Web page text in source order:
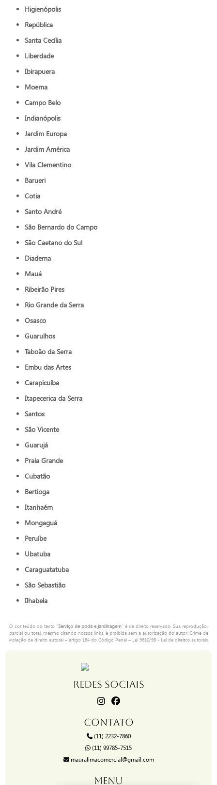
Higienópolis
República
Santa Cecília
Liberdade
Ibirapuera
Moema
Campo Belo
Indianópolis
Jardim Europa
Jardim América
Vila Clementino
Barueri
Cotia
Santo André
São Bernardo do Campo
São Caetano do Sul
Diadema
Mauá
Ribeirão Pires
Rio Grande da Serra
Osasco
Guarulhos
Taboão da Serra
Embu das Artes
Carapicuíba
Itapecerica da Serra
Santos
São Vicente
Guarujá
Praia Grande
Cubatão
Bertioga
Itanhaém
Mongaguá
Peruíbe
Ubatuba
Caraguatatuba
São Sebastião
Ilhabela
O conteúdo do texto "Serviço de poda e jardinagem" é de direito reservado. Sua reprodução,
parcial ou total, mesmo citando nossos links, é proibida sem a autorização do autor. Crime de
violação de direito autoral – artigo 184 do Código Penal – Lei 9610/98 - Lei de direitos autorais.
REDES SOCIAIS
CONTATO
(11) 2232-7860
(11) 99785-7515
mauralimacomercial@gmail.com
MENU